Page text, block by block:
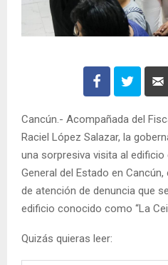
Cancún.- Acompañada del
Raciel López Salazar, la
una sorpresiva visita al edificio
General del Estado en
de atención de denuncia que
edificio conocido como “La
Quizás quieras leer: